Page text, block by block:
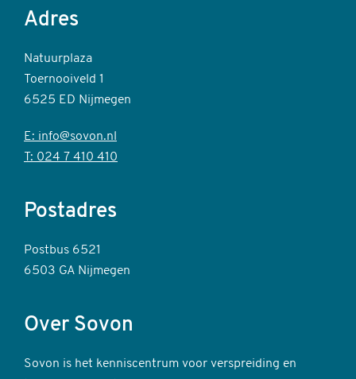
Adres
Natuurplaza
Toernooiveld 1
6525 ED Nijmegen
E: info@sovon.nl
T: 024 7 410 410
Postadres
Postbus 6521
6503 GA Nijmegen
Over Sovon
Sovon is het kenniscentrum voor verspreiding en